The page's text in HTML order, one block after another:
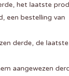
het laatste
een bestelling van
derde, de laatste
aangewezen